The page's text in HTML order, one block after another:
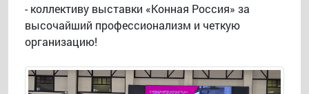
- коллективу выставки «Конная Россия» за
высочайший профессионализм и четкую
организацию!